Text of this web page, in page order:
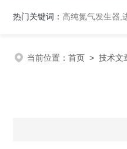
热门关键词： 高纯氮气发生器,
当前位置： 首页 > 技术文